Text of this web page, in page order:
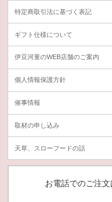
特定商取引法に基づく表記
ギフト仕様について
伊豆河童のWEB店舗のご案内
個人情報保護方針
催事情報
取材の申し込み
天草、スローフードの話
お電話でのご注